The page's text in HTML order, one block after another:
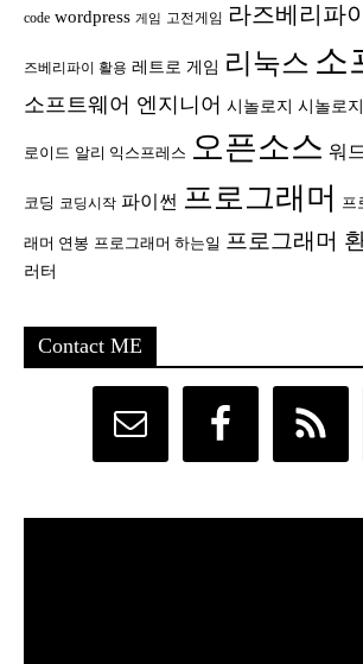
code wordpress 게임 고전게임 라즈베리파이
즈베리파이 활용 레트로 게임 리눅스 소
소프트웨어 엔지니어 시놀로지 시놀로
로이드 알리 익스프레스 오픈소스 워
코딩 코딩시작 파이썬 프로그래머 프
래머 연봉 프로그래머 하는일 프로그래머
러터
Contact ME